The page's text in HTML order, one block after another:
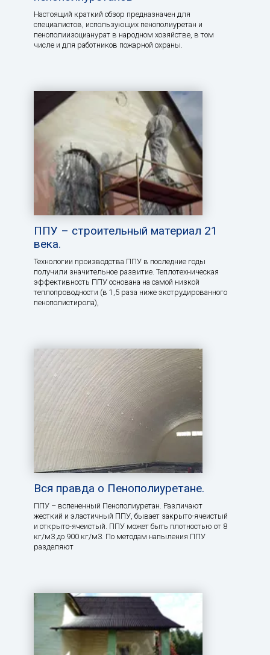
Настоящий краткий обзор предназначен для
специалистов, использующих пенополиуретан и
пенополиизоцианурат в народном хозяйстве, в том
числе и для работников пожарной охраны.
ППУ – строительный материал 21
века.
Технологии производства ППУ в последние годы
получили значительное развитие. Теплотехническая
эффективность ППУ основана на самой низкой
теплопроводности (в 1,5 раза ниже экструдированного
пенополистирола),
Вся правда о Пенополиуретане.
ППУ – вспененный Пенополиуретан. Различают
жесткий и эластичный ППУ, бывает закрыто-ячеистый
и открыто-ячеистый. ППУ может быть плотностью от 8
кг/м3 до 900 кг/м3. По методам напыления ППУ
разделяют